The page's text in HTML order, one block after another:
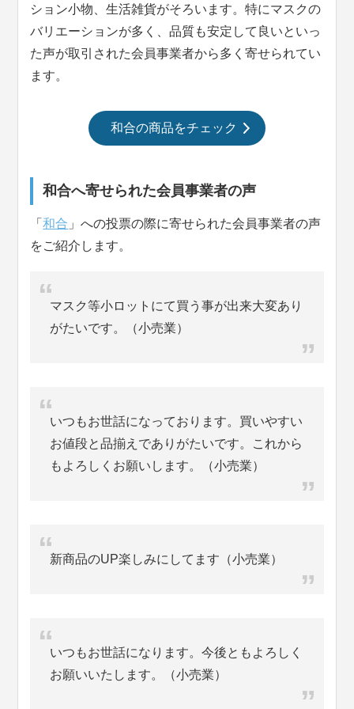
ション小物、生活雑貨がそろいます。特にマスクの
バリエーションが多く、品質も安定して良いといっ
た声が取引された会員事業者から多く寄せられてい
ます。
和合の商品をチェック
和合へ寄せられた会員事業者の声
「和合 」への投票の際に寄せられた会員事業者の声
をご紹介します。
マスク等小ロットにて買う事が出来大変あり
がたいです。（小売業）
いつもお世話になっております。買いやすい
お値段と品揃えでありがたいです。これから
もよろしくお願いします。（小売業）
新商品のUP楽しみにしてます（小売業）
いつもお世話になります。今後ともよろしく
お願いいたします。（小売業）